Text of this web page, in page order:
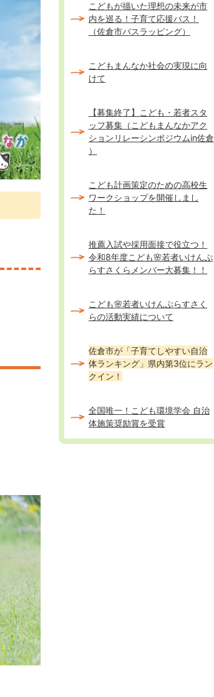
こどもが描いた理想の未来が市
内を巡る！子育て応援バス！
（佐倉市バスラッピング）
こどもまんなか社会の実現に向
けて
【募集終了】こども・若者スタ
ッフ募集（こどもまんなかアク
ションリレーシンポジウムin佐倉
）
こども計画策定のための高校生
ワークショップを開催しまし
た！
推薦入試や採用面接で役立つ！
令和8年度こども🌸若者いけんぷ
らすさくらメンバー大募集！！
こども🌸若者いけんぷらすさく
らの活動実績について
佐倉市が「子育てしやすい自治
体ランキング」県内第3位にラン
クイン！
全国唯一！こども環境学会 自治
体施策奨励賞を受賞